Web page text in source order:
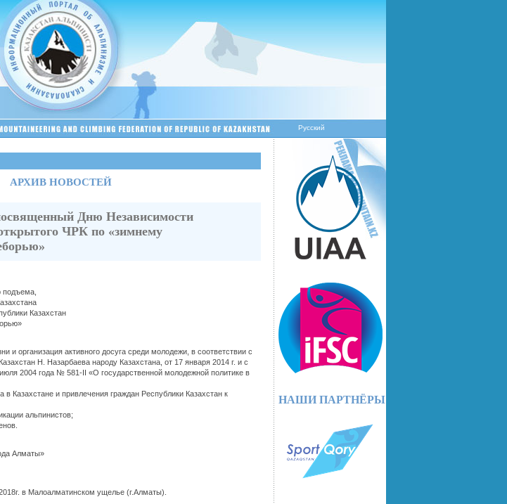
Русский
АРХИВ НОВОСТЕЙ
Дню Независимости
ЧРК по «зимнему
подъема,
Казахстан
и организация активного досуга среди молодежи, в соответствии с
Н. Назарбаева народу Казахстана, от 17 января 2014 г. и с
2004 года № 581-II «О государственной молодежной политике в
в Казахстане и привлечения граждан Республики Казахстан к
альпинистов;
Алматы»
в Малоалматинском ущелье (г.Алматы).
НАШИ ПАРТНЁРЫ